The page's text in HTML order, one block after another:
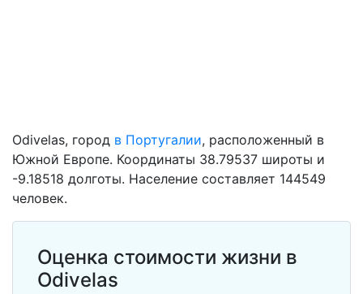
Odivelas, город в Португалии, расположенный в
Южной Европе. Координаты 38.79537 широты и
-9.18518 долготы. Население составляет 144549
человек.
Оценка стоимости жизни в
Odivelas